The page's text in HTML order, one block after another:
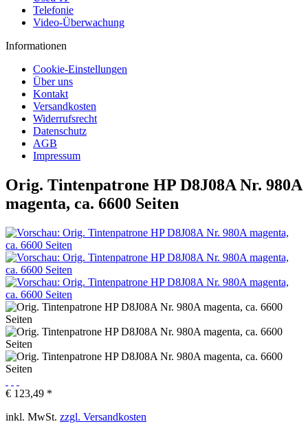
Telefonie
Video-Überwachung
Informationen
Cookie-Einstellungen
Über uns
Kontakt
Versandkosten
Widerrufsrecht
Datenschutz
AGB
Impressum
Orig. Tintenpatrone HP D8J08A Nr. 980A
magenta, ca. 6600 Seiten
€ 123,49 *
inkl. MwSt. zzgl. Versandkosten